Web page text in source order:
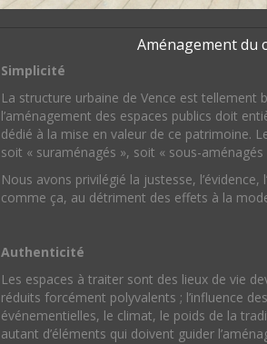
Aménagement du
Simplicité
La structure urbaine de Vence est tellement
l’aménagement des espaces publics doit
dédié à la mise en valeur de ce patrimoine.
soit « suraménagés », soit « sous-
Nous avons privilégié la justesse,
comme ça, au détriment des effets à la
Authenticité
Les espaces à traiter sont des lieux de vie
réduits forcément polyvalents ; l’influence
événementielles, le climat, le poids de la
autant d’éléments qui doivent guider